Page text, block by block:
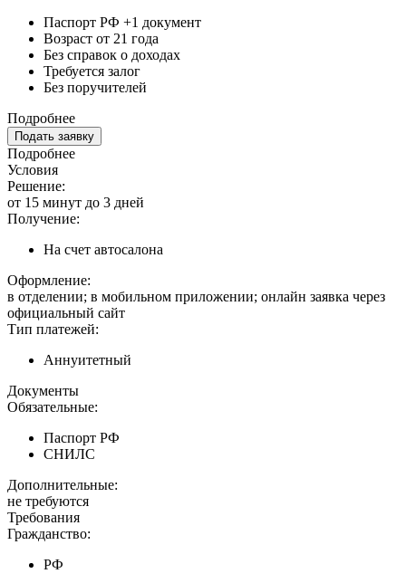
Паспорт РФ +1 документ
Возраст от 21 года
Без справок о доходах
Требуется залог
Без поручителей
Подробнее
Подать заявку
Подробнее
Условия
Решение:
от 15 минут до 3 дней
Получение:
На счет автосалона
Оформление:
в отделении; в мобильном приложении; онлайн заявка через
официальный сайт
Тип платежей:
Аннуитетный
Документы
Обязательные:
Паспорт РФ
СНИЛС
Дополнительные:
не требуются
Требования
Гражданство:
РФ